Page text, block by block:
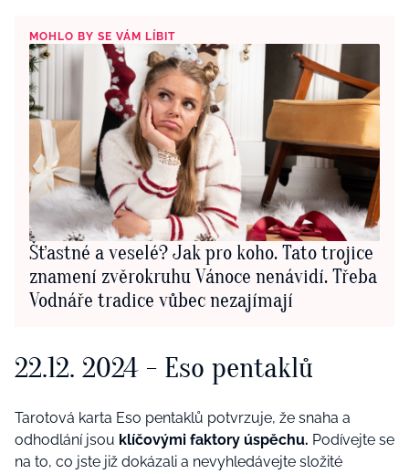
MOHLO BY SE VÁM LÍBIT
Šťastné a veselé? Jak pro koho. Tato trojice
znamení zvěrokruhu Vánoce nenávidí. Třeba
Vodnáře tradice vůbec nezajímají
22.12. 2024 - Eso pentaklů
Tarotová karta Eso pentaklů potvrzuje, že snaha a
odhodlání jsou klíčovými faktory úspěchu. Podívejte se
na to, co jste již dokázali a nevyhledávejte složité